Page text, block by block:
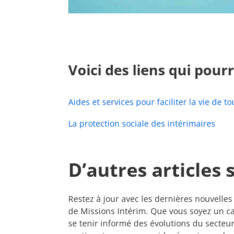
Voici des liens qui
Aides et services pour faciliter la vie de
La protection sociale des intérimaires
D’autres articles
Restez à jour avec les dernières
de Missions Intérim. Que vous soyez un
se tenir informé des évolutions du